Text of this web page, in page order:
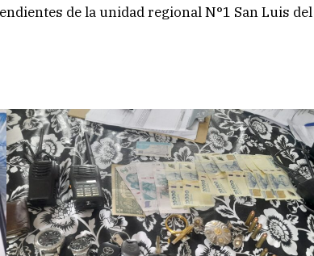
de la unidad regional N°1 San Luis del